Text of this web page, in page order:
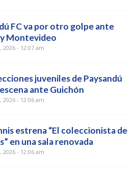
FC va por otro golpe ante
Montevideo
2026 - 12:07 am
juveniles de Paysandú
ante Guichón
2026 - 12:06 am
estrena “El coleccionista de
en una sala renovada
2026 - 12:06 am